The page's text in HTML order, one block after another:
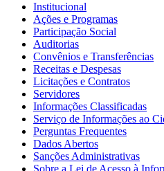
Institucional
Ações e Programas
Participação Social
Auditorias
Convênios e Transferências
Receitas e Despesas
Licitações e Contratos
Servidores
Informações Classificadas
Serviço de Informações ao
Perguntas Frequentes
Dados Abertos
Sanções Administrativas